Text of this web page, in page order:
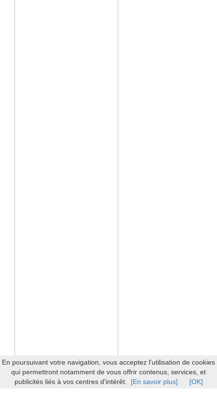
En poursuivant votre navigation, vous acceptez l'utilisation de cookies
qui permettront notamment de vous offrir contenus, services, et
publicités liés à vos centres d'intérêt.
[En savoir plus] [OK]